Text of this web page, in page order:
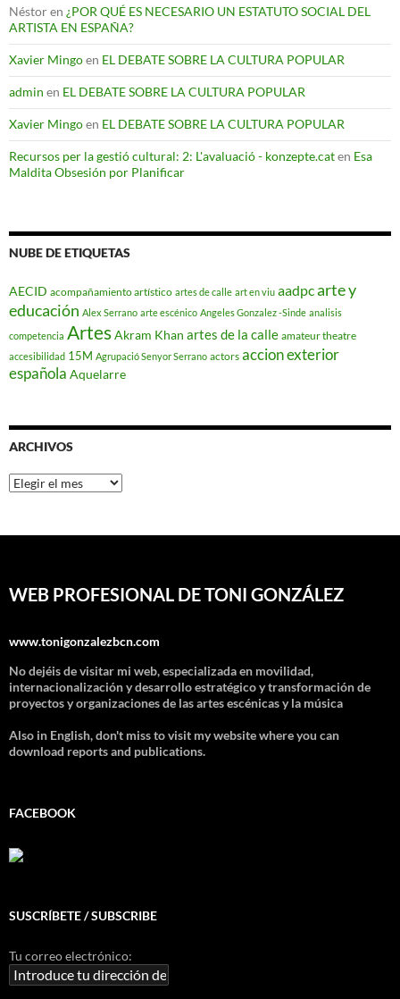
Néstoren ¿POR QUÉ ES NECESARIO UN ESTATUTO SOCIAL DEL
ARTISTA EN ESPAÑA?
Xavier Mingoen EL DEBATE SOBRE LA CULTURA POPULAR
admin en EL DEBATE SOBRE LA CULTURA POPULAR
Xavier Mingoen EL DEBATE SOBRE LA CULTURA POPULAR
Recursos per la gestió cultural: 2: L'avaluació - konzepte.caten Esa
Maldita Obsesión por Planificar
NUBE DE ETIQUETAS
AECID acompañamiento artístico artes de calle art en viu aadpcarte y
educación Alex Serrano arte escénico Angeles Gonzalez -Sinde analisis
competencia ArtesAkram Khan artes de la calle amateur theatre
accesibilidad 15M Agrupació Senyor Serrano actors accion exterior
española Aquelarre
ARCHIVOS
Archivos
WEB PROFESIONAL DE TONI GONZÁLEZ
www.tonigonzalezbcn.com
No dejéis de visitar mi web, especializada en movilidad,
internacionalización y desarrollo estratégico y transformación de
proyectos y organizaciones de las artes escénicas y la música
Also in English, don't miss to visit my website where you can
download reports and publications.
FACEBOOK
SUSCRÍBETE / SUBSCRIBE
Tu correo electrónico: